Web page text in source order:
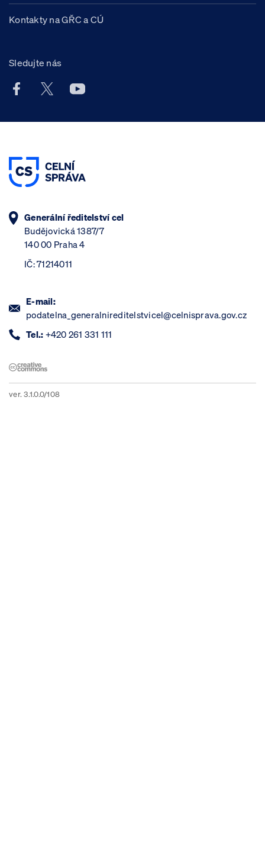
Kontakty na GŘC a CÚ
Sledujte nás
Facebook účet Celní správy ČR
X účet Celní správy ČR
Youtube účet Celní správy ČR
Generální ředitelství cel
Budějovická 1387/7
140 00 Praha 4
IČ: 71214011
E-mail:
podatelna_generalnireditelstvicel@celnisprava.gov.cz
Tel.: +420 261 331 111
ver. 3.1.0.0/108